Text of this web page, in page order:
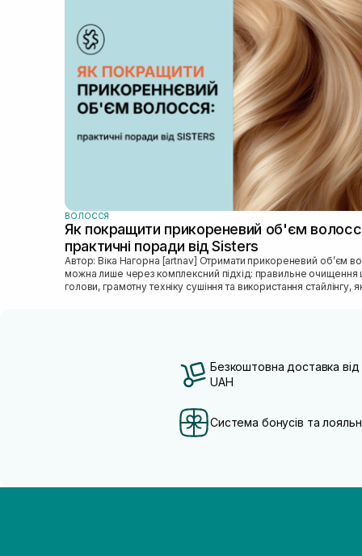
ВОЛОССЯ
Як покращити прикореневий об'єм
практичні поради від Sisters
Автор: Віка Нагорна [artnav] Отримати прикореневий об’єм волосся
можна лише через комплексний підхід: правильне очищення
голови, грамотну техніку сушіння та використання стайлінгу,
Безкоштовна доставка
UAH
Система бонусів та